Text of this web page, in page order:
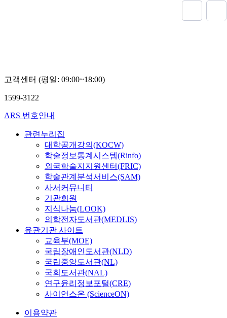
고객센터 (평일: 09:00~18:00)
1599-3122
ARS 번호안내
관련누리집
대학공개강의(KOCW)
학술정보통계시스템(Rinfo)
외국학술지지원센터(FRIC)
학술관계분석서비스(SAM)
사서커뮤니티
기관회원
지식나눔(LOOK)
의학전자도서관(MEDLIS)
유관기관 사이트
교육부(MOE)
국립장애인도서관(NLD)
국립중앙도서관(NL)
국회도서관(NAL)
연구윤리정보포털(CRE)
사이언스온 (ScienceON)
이용약관